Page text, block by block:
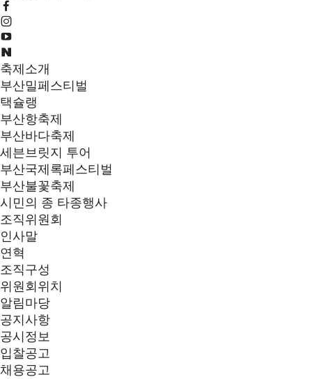
축제소개
부산밀페스티벌
택슐랭
부산항축제
부산바다축제
세븐브릿지 투어
부산국제록페스티벌
부산불꽃축제
시민의 종 타종행사
조직위원회
인사말
연혁
조직구성
위원회위치
알림마당
공지사항
공시정보
입찰공고
채용공고